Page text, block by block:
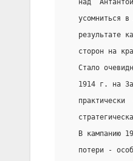
над
усомниться в
результате
сторон на
Стало
1914 г. на
практически
В кампанию
потери -